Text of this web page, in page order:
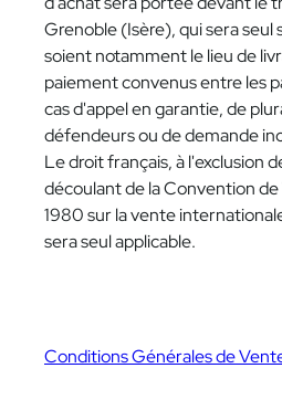
Grenoble (Isère), qui sera seul
soient notamment le lieu de
paiement convenus entre les
cas d'appel en garantie, de
défendeurs ou de demande
Le droit français, à l'exclusion
découlant de la Convention de
1980 sur la vente
sera seul applicable.
Conditions Générales de